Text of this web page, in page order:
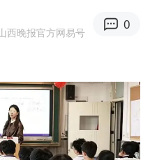
视频丨中国东方电气集团原党组副书记、董事宋致远被查
学一纸声明甩不了锅
硬加吻戏短剧已下架
州《告全体市民书》
西晚报官方网易号
0